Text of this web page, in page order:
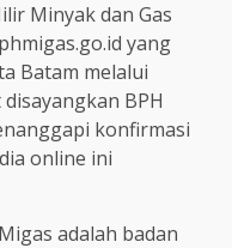
Minyak dan Gas
yang
Batam melalui
BPH
konfirmasi
online ini
adalah badan